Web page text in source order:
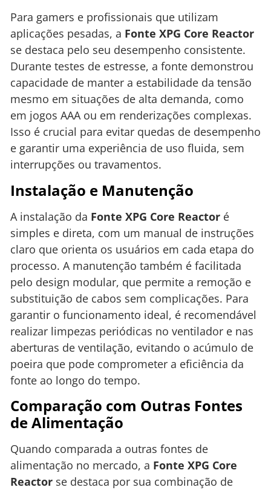
Para gamers e profissionais que utilizam
aplicações pesadas, a Fonte XPG Core Reactor
se destaca pelo seu desempenho consistente.
Durante testes de estresse, a fonte demonstrou
capacidade de manter a estabilidade da tensão
mesmo em situações de alta demanda, como
em jogos AAA ou em renderizações complexas.
Isso é crucial para evitar quedas de desempenho
e garantir uma experiência de uso fluida, sem
interrupções ou travamentos.
Instalação e Manutenção
A instalação da Fonte XPG Core Reactor é
simples e direta, com um manual de instruções
claro que orienta os usuários em cada etapa do
processo. A manutenção também é facilitada
pelo design modular, que permite a remoção e
substituição de cabos sem complicações. Para
garantir o funcionamento ideal, é recomendável
realizar limpezas periódicas no ventilador e nas
aberturas de ventilação, evitando o acúmulo de
poeira que pode comprometer a eficiência da
fonte ao longo do tempo.
Comparação com Outras Fontes
de Alimentação
Quando comparada a outras fontes de
alimentação no mercado, a Fonte XPG Core
Reactor se destaca por sua combinação de